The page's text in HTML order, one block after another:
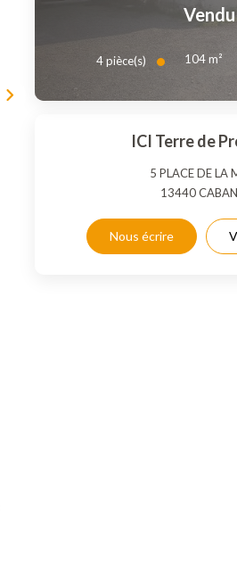
Vendu
4pièce(s) 104m²
ICI Terre de
5 PLACE DE LA
13440
Nous écrire